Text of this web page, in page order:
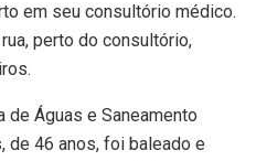
em seu consultório médico.
perto do consultório,
de Águas e Saneamento
de 46 anos, foi baleado e